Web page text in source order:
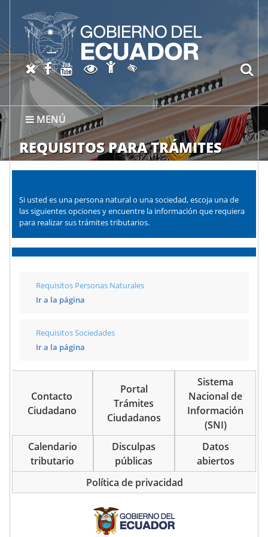
MENÚ
REQUISITOS PARA TRÁMITES
X oficial del SRI
Facebook oficial SRI
Canal del SRI en YouTube
Abrir página de
Abrir página de
Activar/quitar contraste
Si usted es una persona natural o una sociedad, escoja una de
las siguientes opciones y encuentre la información que requiera
para realizar sus trámites tributarios.
Requisitos Personas Naturales
Ir a la página
Requisitos Sociedades
Ir a la página
Contacto
Ciudadano
Portal
Trámites
Ciudadanos
Sistema
Nacional de
Información
(SNI)
Calendario
tributario
Disculpas
públicas
Datos
abiertos
Política de privacidad